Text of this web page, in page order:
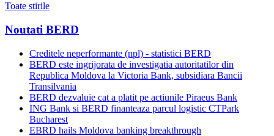
Toate stirile
Noutati BERD
Creditele neperformante (npl) - statistici BERD
BERD este ingrijorata de investigatia autoritatilor din
Republica Moldova la Victoria Bank, subsidiara Bancii
Transilvania
BERD dezvaluie cat a platit pe actiunile Piraeus Bank
ING Bank si BERD finanteaza parcul logistic CTPark
Bucharest
EBRD hails Moldova banking breakthrough